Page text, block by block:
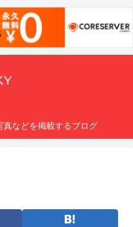
などを掲載するブログ